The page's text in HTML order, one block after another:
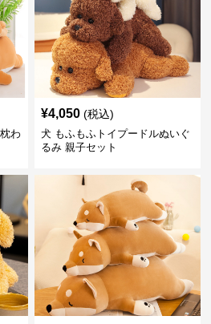
わ
¥4,050 (税込)
犬 もふもふトイプードルぬいぐ
るみ 親子セット